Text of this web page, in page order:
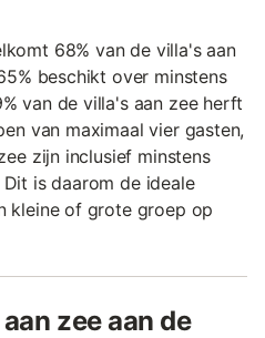
68% van de villa's aan
beschikt over minstens
van de villa's aan zee herft
van maximaal vier gasten,
zijn inclusief minstens
is daarom de ideale
kleine of grote groep op
zee aan de